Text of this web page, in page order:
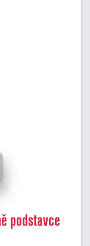
podstavce